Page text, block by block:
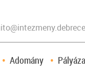
Adomány